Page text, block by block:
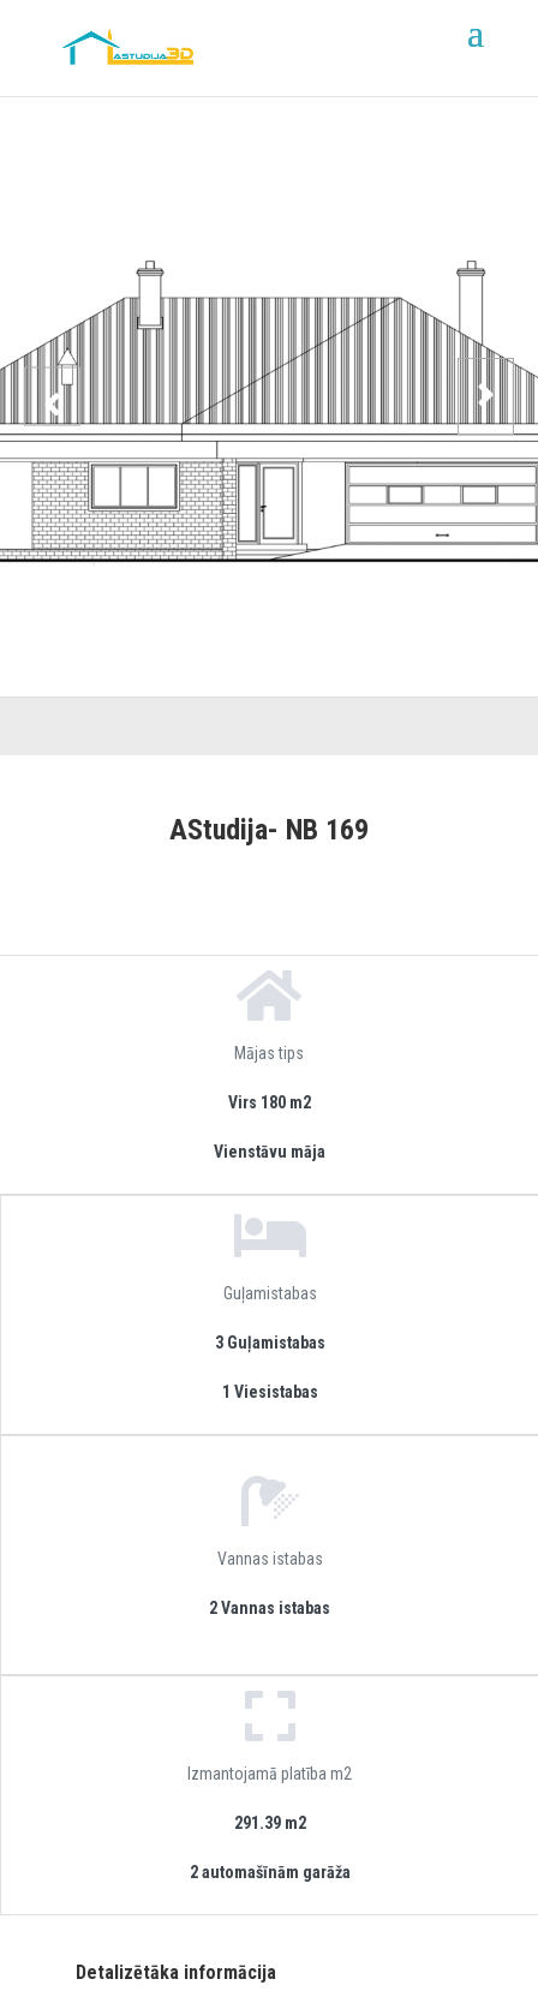
AStudija- NB 169
Mājas tips
Virs 180 m2
Vienstāvu māja
Guļamistabas
3 Guļamistabas
1 Viesistabas
Vannas istabas
2 Vannas istabas
Izmantojamā platība m2
291.39 m2
2 automašīnām garāža
Detalizētāka informācija